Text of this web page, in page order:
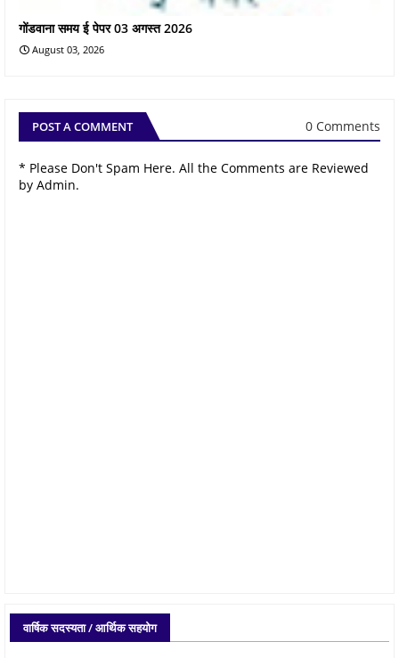
गोंडवाना समय ई पेपर 03 अगस्त 2026
August 03, 2026
POST A COMMENT 0 Comments
* Please Don't Spam Here. All the Comments are Reviewed
by Admin.
वार्षिक सदस्यता / आर्थिक सहयोग